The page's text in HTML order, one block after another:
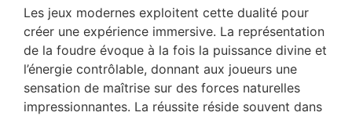
Les jeux modernes exploitent cette dualité pour
créer une expérience immersive. La représentation
de la foudre évoque à la fois la puissance divine et
l’énergie contrôlable, donnant aux joueurs une
sensation de maîtrise sur des forces naturelles
impressionnantes. La réussite réside souvent dans